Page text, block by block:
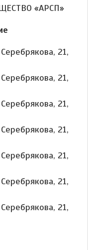
«АРСП»
21,
21,
21,
21,
21,
21,
21,